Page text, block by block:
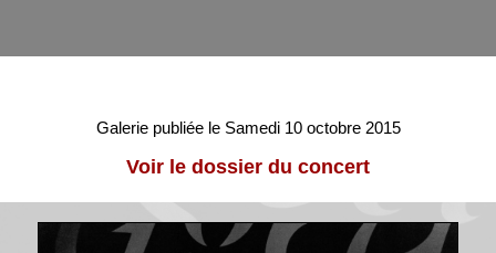
Galerie publiée le Samedi 10 octobre 2015
Voir le dossier du concert